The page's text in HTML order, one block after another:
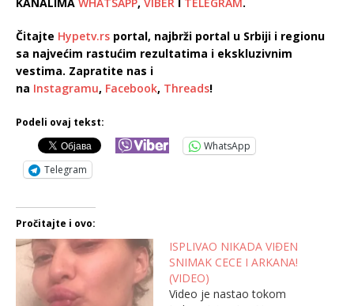
Čitajte Hypetv.rs portal, najbrži portal u Srbiji i regionu
sa najvećim rastućim rezultatima i ekskluzivnim
vestima. Zapratite nas i
na Instagramu, Facebook, Threads!
Podeli ovaj tekst:
WhatsApp
Telegram
Pročitajte i ovo:
ISPLIVAO NIKADA VIĐEN
SNIMAK CECE I ARKANA!
(VIDEO)
Video je nastao tokom